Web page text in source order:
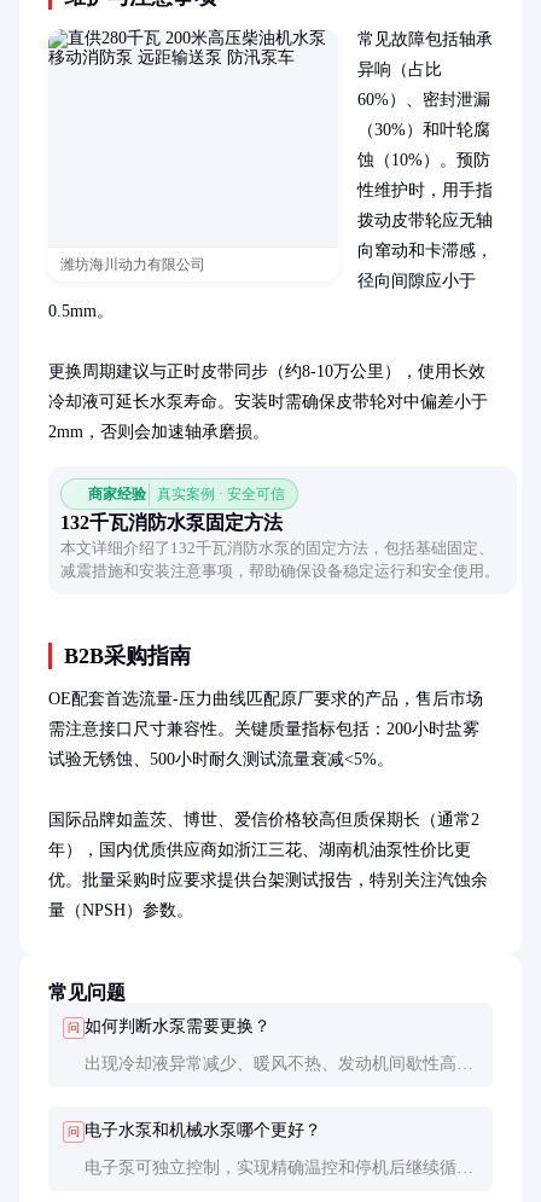
潍坊海川动力有限公司
常见故障包括轴承
异响（占比
60%）、密封泄漏
（30%）和叶轮腐
蚀（10%）。预防
性维护时，用手指
拨动皮带轮应无轴
向窜动和卡滞感，
径向间隙应小于
0.5mm。
更换周期建议与正时皮带同步（约8-10万公里），使用长效
冷却液可延长水泵寿命。安装时需确保皮带轮对中偏差小于
2mm，否则会加速轴承磨损。
商家经验 真实案例 · 安全可信
132千瓦消防水泵固定方法
本文详细介绍了132千瓦消防水泵的固定方法，包括基础固定、
减震措施和安装注意事项，帮助确保设备稳定运行和安全使用。
B2B采购指南
OE配套首选流量-压力曲线匹配原厂要求的产品，售后市场
需注意接口尺寸兼容性。关键质量指标包括：200小时盐雾
试验无锈蚀、500小时耐久测试流量衰减<5%。
国际品牌如盖茨、博世、爱信价格较高但质保期长（通常2
年），国内优质供应商如浙江三花、湖南机油泵性价比更
优。批量采购时应要求提供台架测试报告，特别关注汽蚀余
量（NPSH）参数。
常见问题
问 如何判断水泵需要更换？
出现冷却液异常减少、暖风不热、发动机间歇性高温
于标称值70%即建议更换。
问 电子水泵和机械水泵哪个更好？
电子泵可独立控制，实现精确温控和停机后继续循